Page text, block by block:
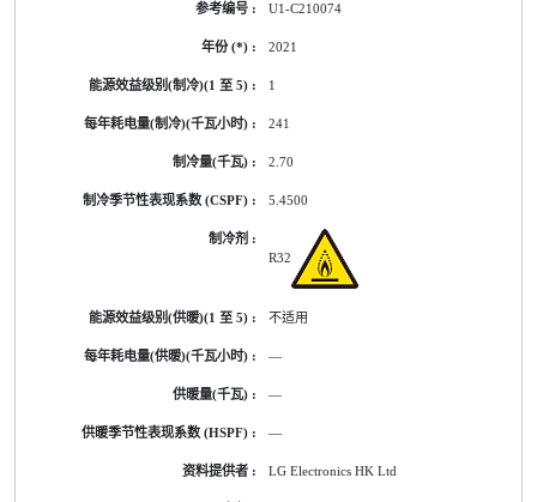
U1-C210074
2021
1
241
2.70
5.4500
R32
不适用
—
—
—
LG Electronics HK Ltd